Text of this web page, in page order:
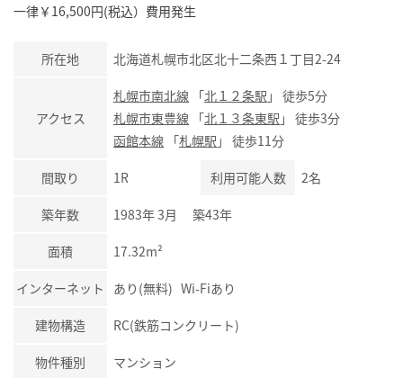
一律￥16,500円(税込）費用発生
所在地 北海道札幌市北区北十二条西１丁目2-24
アクセス
札幌市南北線 「北１２条駅 」 徒歩5分
札幌市東豊線 「北１３条東駅 」 徒歩3分
函館本線 「札幌駅 」 徒歩11分
間取り 1R 利用可能人数 2名
築年数 1983年 3月 築43年
面積 17.32m²
インターネット あり(無料) Wi-Fiあり
建物構造 RC(鉄筋コンクリート)
物件種別
マンション